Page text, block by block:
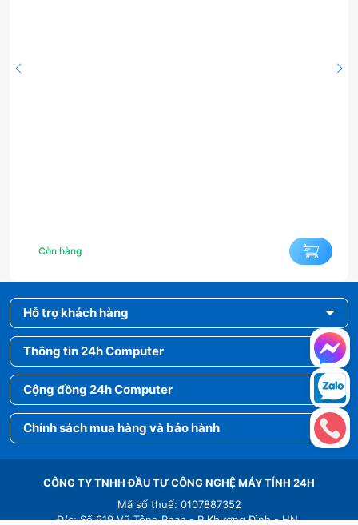
Còn hàng
Hỗ trợ khách hàng
Thông tin 24h Computer
Cộng đồng 24h Computer
Chính sách mua hàng và bảo hành
CÔNG TY TNHH ĐẦU TƯ CÔNG NGHỆ MÁY TÍNH 24H
Mã số thuế: 0107887352
Đ/c: Số 619 Vũ Tông Phan - P.Khương Đình - HN.